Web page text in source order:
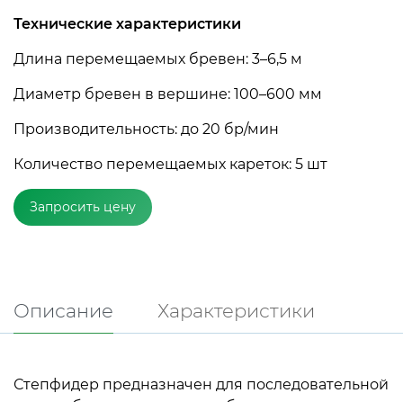
Технические характеристики
Длина перемещаемых бревен: 3–6,5 м
Диаметр бревен в вершине: 100–600 мм
Производительность: до 20 бр/мин
Количество перемещаемых кареток: 5 шт
Запросить цену
Описание Характеристики
Степфидер предназначен для последовательной